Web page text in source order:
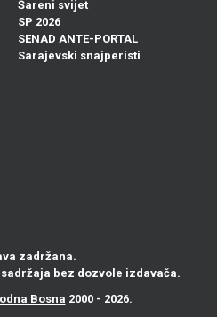
Šareni svijet
SP 2026
SENAD ANTE-PORTAL
Sarajevski snajperisti
zadržana.
bez dozvole izdavača.
Bosna 2000 - 2026.